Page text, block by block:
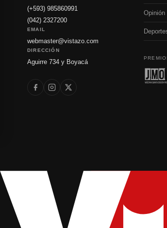
(+593) 985860991
(042) 2327200
EMAIL
webmaster@vistazo.com
DIRECCIÓN
Aguirre 734 y Boyacá
Opinión